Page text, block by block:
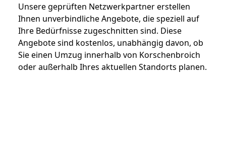
Unsere geprüften Netzwerkpartner erstellen
Ihnen unverbindliche Angebote, die speziell auf
Ihre Bedürfnisse zugeschnitten sind. Diese
Angebote sind kostenlos, unabhängig davon, ob
Sie einen Umzug innerhalb von Korschenbroich
oder außerhalb Ihres aktuellen Standorts planen.